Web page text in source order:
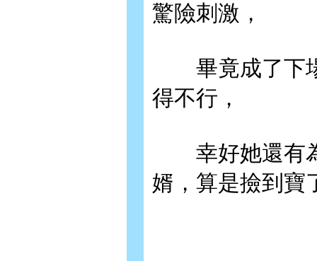
驚險刺激，
畢竟成了下場
得不行，
幸好她還有為
婿，算是撿到寶